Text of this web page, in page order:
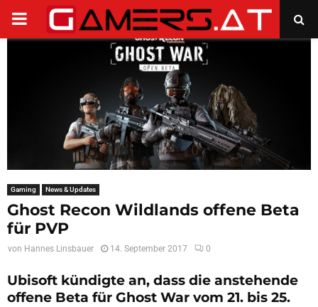
PRIMARY
Gaming News & Updates
Ghost Recon Wildlands offene Beta
für PVP
von Hannes Linsbauer 14. September 2017 0
Ubisoft kündigte an, dass die anstehende
offene Beta für Ghost War vom 21. bis 25.